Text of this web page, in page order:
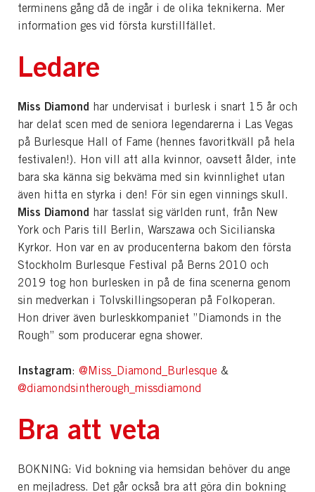
terminens gång då de ingår i de olika teknikerna. Mer
information ges vid första kurstillfället.
Ledare
Miss Diamond har undervisat i burlesk i snart 15 år och
har delat scen med de seniora legendarerna i Las Vegas
på Burlesque Hall of Fame (hennes favoritkväll på hela
festivalen!). Hon vill att alla kvinnor, oavsett ålder, inte
bara ska känna sig bekväma med sin kvinnlighet utan
även hitta en styrka i den! För sin egen vinnings skull.
Miss Diamond har tasslat sig världen runt, från New
York och Paris till Berlin, Warszawa och Sicilianska
Kyrkor. Hon var en av producenterna bakom den första
Stockholm Burlesque Festival på Berns 2010 och
2019 tog hon burlesken in på de fina scenerna genom
sin medverkan i Tolvskillingsoperan på Folkoperan.
Hon driver även burleskkompaniet ”Diamonds in the
Rough” som producerar egna shower.
Instagram: @Miss_Diamond_Burlesque &
@diamondsintherough_missdiamond
Bra att veta
BOKNING: Vid bokning via hemsidan behöver du ange
en mejladress. Det går också bra att göra din bokning